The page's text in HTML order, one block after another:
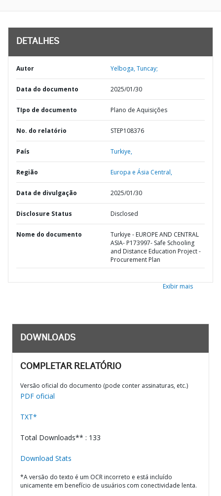
DETALHES
Autor Yelboga, Tuncay;
Data do documento 2025/01/30
TIpo de documento Plano de Aquisições
No. do relatório STEP108376
País Turkiye,
Região Europa e Ásia Central,
Data de divulgação 2025/01/30
Disclosure Status Disclosed
Nome do documento
Turkiye - EUROPE AND CENTRAL
ASIA- P173997- Safe Schooling
and Distance Education Project -
Procurement Plan
Exibir mais
DOWNLOADS
COMPLETAR RELATÓRIO
Versão oficial do documento (pode conter assinaturas, etc.)
PDF oficial
TXT*
Total Downloads** : 133
Download Stats
*A versão do texto é um OCR incorreto e está incluído
unicamente em benefício de usuários com conectividade lenta.